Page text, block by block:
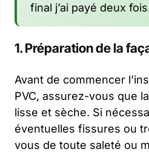
final j’ai payé deux
1. Préparation de la
Avant de commencer
PVC, assurez-vous que
lisse et sèche. Si
éventuelles fissures ou
vous de toute saleté ou